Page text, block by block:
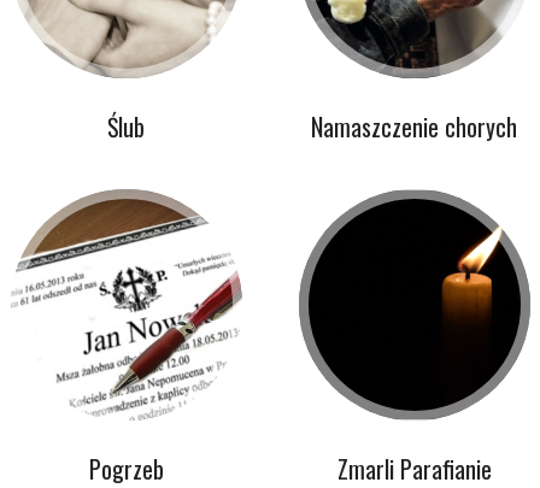
Ślub Namaszczenie chorych
Pogrzeb Zmarli Parafianie